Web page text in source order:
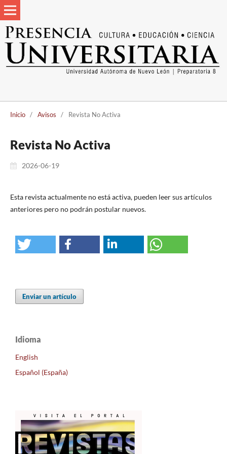
Inicio / Avisos / Revista No Activa
Revista No Activa
2026-06-19
Esta revista actualmente no está activa, pueden leer sus artículos
anteriores pero no podrán postular nuevos.
Enviar un artículo
Idioma
English
Español (España)